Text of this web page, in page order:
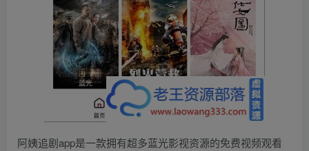
阿姨追剧app是一款拥有超多蓝光影视资源的免费视频观看